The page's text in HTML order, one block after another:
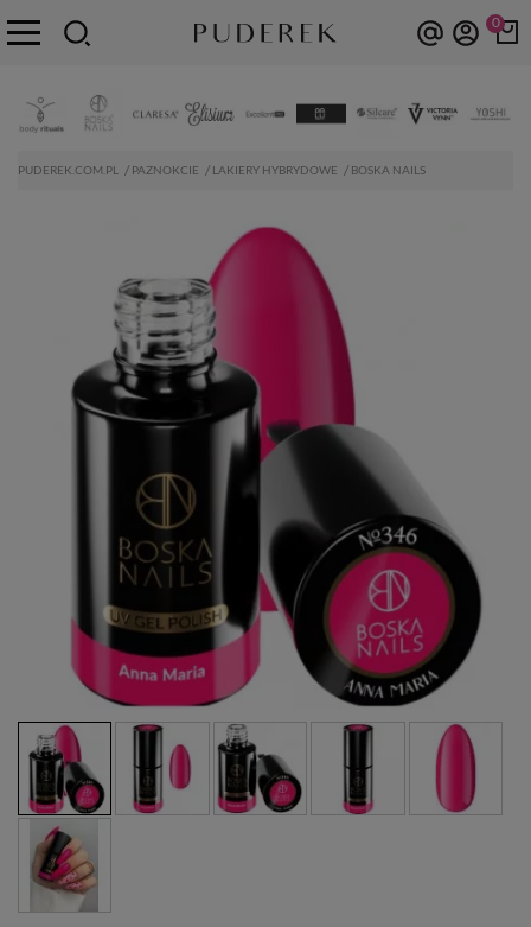
0
PUDEREK.COM.PL PAZNOKCIE LAKIERY HYBRYDOWE BOSKA NAILS